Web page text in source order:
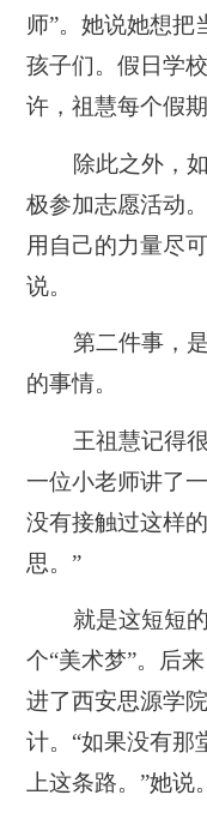
师”。她说她想把
孩子们。假日学
许，祖慧每个假
除此之外，
极参加志愿活动
用自己的力量尽
说。
第二件事，
的事情。
王祖慧记得
一位小老师讲了
没有接触过这样
思。”
就是这短短
个“美术梦”。后
进了西安思源学
计。“如果没有那
上这条路。”她说。